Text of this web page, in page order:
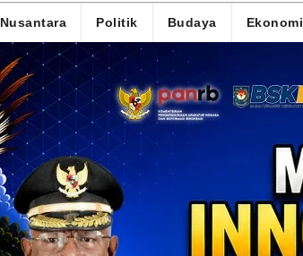
Nusantara Politik Budaya Ekonomi